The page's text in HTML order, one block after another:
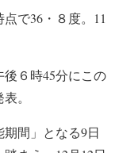
で36・８度。11
６時45分にこの
。
間」となる9日